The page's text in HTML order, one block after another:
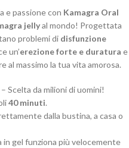
e passione con Kamagra Oral
jellyal mondo! Progettata
problemi di disfunzione
un’erezione forte e duratura e
al massimo la tua vita amorosa.
– Scelta da milioni di uomini!
40 minuti.
dalla bustina, a casa o
in gel funziona più velocemente